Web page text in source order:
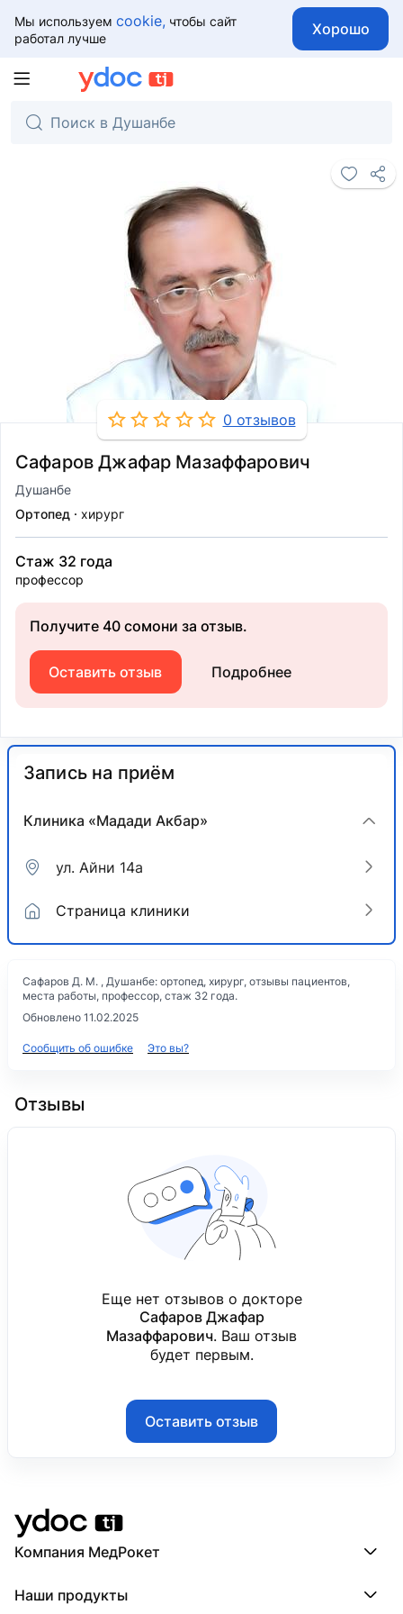
Мы используем cookie, чтобы сайт
работал лучше
Хорошо
0 отзывов
Сафаров Джафар Мазаффарович
Душанбе
Ортопед
хирург
Стаж 32 года
профессор
Получите 40 сомони за отзыв.
Оставить отзыв Подробнее
Запись на приём
Клиника «Мадади Акбар»
ул. Айни 14а
Страница клиники
Сафаров Д. М. , Душанбе: ортопед, хирург, отзывы пациентов,
места работы, профессор, стаж 32 года.
Обновлено 11.02.2025
Сообщить об ошибке Это вы?
Отзывы
Еще нет отзывов о докторе
Сафаров Джафар
Мазаффарович. Ваш отзыв
будет первым.
Оставить отзыв
Компания МедРокет
О YDoc
Наши продукты